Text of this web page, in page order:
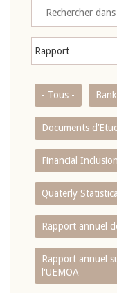
- Tous -
Documents
Financial
Quaterly
Rapport annuel
Rapport annuel
l'UEMOA